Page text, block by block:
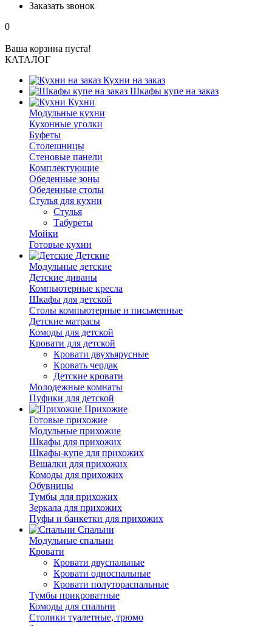
Заказать звонок
0
Ваша корзина пуста!
КАТАЛОГ
Кухни на заказ
Шкафы купе на заказ
Кухни
Модульные кухни
Кухонные уголки
Буфеты
Столешницы
Стеновые панели
Комплектующие
Обеденные зоны
Обеденные столы
Стулья для кухни
Cтулья
Табуреты
Мойки
Готовые кухни
Детские
Модульные детские
Детские диваны
Компьютерные кресла
Шкафы для детской
Столы компьютерные и письменные
Детские матрасы
Комоды для детской
Кровати для детской
Кровати двухъярусные
Кровать чердак
Детские кровати
Молодежные комнаты
Пуфики для детской
Прихожие
Готовые прихожие
Модульные прихожие
Шкафы для прихожих
Шкафы-купе для прихожих
Вешалки для прихожих
Комоды для прихожих
Обувницы
Тумбы для прихожих
Зеркала для прихожих
Пуфы и банкетки для прихожих
Спальни
Модульные спальни
Кровати
Кровати двуспальные
Кровати односпальные
Кровати полутораспальные
Тумбы прикроватные
Комоды для спальни
Столики туалетные, трюмо